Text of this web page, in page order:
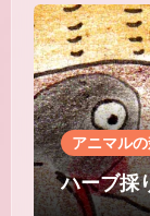
アニマル
ハーブ採